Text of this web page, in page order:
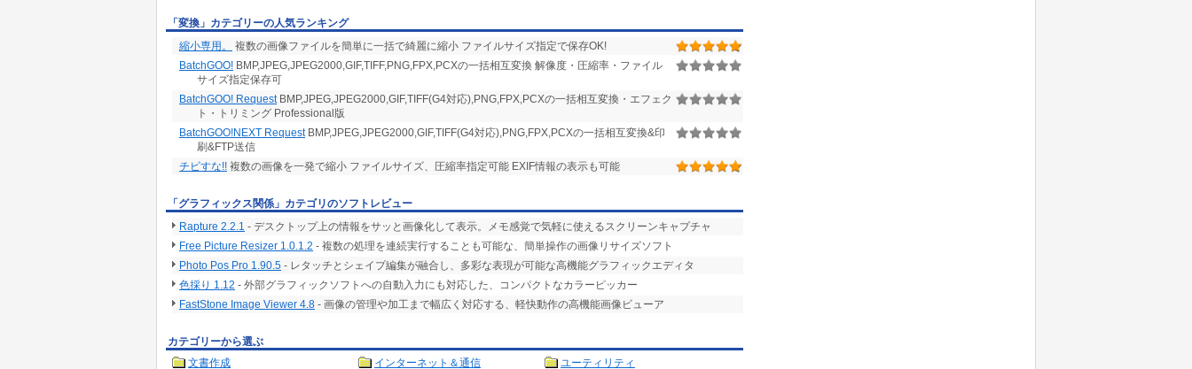
「変換」カテゴリーの人気ランキング
縮小専用。
複数の画像ファイルを簡単に一括で綺麗に縮小 ファイルサイズ指定で保存OK!
BatchGOO! BMP,JPEG,JPEG2000,GIF,TIFF,PNG,FPX,PCXの一括相互変換 解像度・圧縮率・ファイル
サイズ指定保存可
BatchGOO! RequestBMP,JPEG,JPEG2000,GIF,TIFF(G4対応),PNG,FPX,PCXの一括相互変換・エフェク
ト・トリミング Professional版
BatchGOO!NEXT RequestBMP,JPEG,JPEG2000,GIF,TIFF(G4対応),PNG,FPX,PCXの一括相互変換&印
刷&FTP送信
チビすな!! 複数の画像を一発で縮小 ファイルサイズ、圧縮率指定可能 EXIF情報の表示も可能
「グラフィックス関係」カテゴリのソフトレビュー
Rapture 2.2.1 - デスクトップ上の情報をサッと画像化して表示。メモ感覚で気軽に使えるスクリーンキャプチャ
Free Picture Resizer 1.0.1.2 - 複数の処理を連続実行することも可能な、簡単操作の画像リサイズソフト
Photo Pos Pro 1.90.5 - レタッチとシェイプ編集が融合し、多彩な表現が可能な高機能グラフィックエディタ
色採り 1.12 - 外部グラフィックソフトへの自動入力にも対応した、コンパクトなカラーピッカー
FastStone Image Viewer 4.8 - 画像の管理や加工まで幅広く対応する、軽快動作の高機能画像ビューア
カテゴリーから選ぶ
文書作成
インターネット＆通信
ユーティリティ